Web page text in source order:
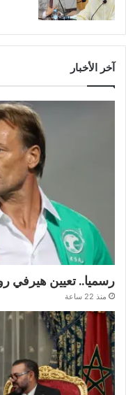
آخر الأخبار
رسميا.. تعيين هيرفي
منذ 22 ساعة